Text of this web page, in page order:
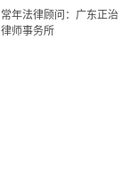
常年法律顾问：广东正治
律师事务所